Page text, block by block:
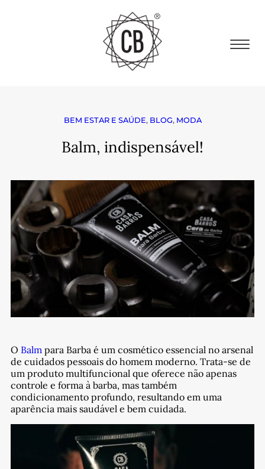
BEM ESTAR E SAÚDE, BLOG, MODA
Balm, indispensável!
O Balm para Barba é um cosmético essencial no arsenal
de cuidados pessoais do homem moderno. Trata-se de
um produto multifuncional que oferece não apenas
controle e forma à barba, mas também
condicionamento profundo, resultando em uma
aparência mais saudável e bem cuidada.